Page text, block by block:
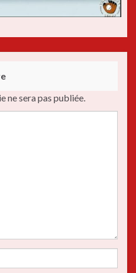
ne sera pas publiée.